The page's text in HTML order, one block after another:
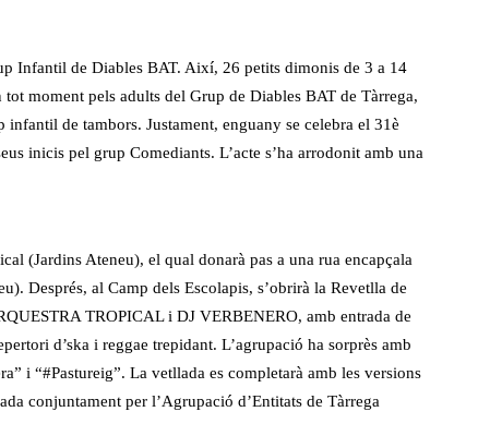
Infantil de Diables BAT. Així, 26 petits dimonis de 3 a 14
moment pels adults del Grup de Diables BAT de Tàrrega,
de tambors. Justament, enguany se celebra el 31è
inicis pel grup Comediants. L’acte s’ha arrodonit amb una
(Jardins Ateneu), el qual donarà pas a una rua encapçala
Després, al Camp dels Escolapis, s’obrirà la Revetlla de
TROPICAL i DJ VERBENERO, amb entrada de
d’ska i reggae trepidant. L’agrupació ha sorprès amb
i “#Pastureig”. La vetllada es completarà amb les versions
conjuntament per l’Agrupació d’Entitats de Tàrrega